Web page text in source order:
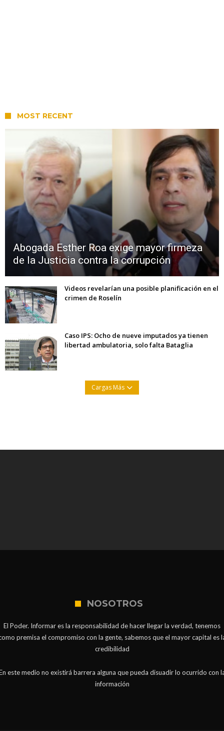
MOST RECENT
Abogada Esther Roa exige mayor firmeza
de la Justicia contra la corrupción
Videos revelarían una posible planificación en el
crimen de Roselín
Caso IPS: Ocho de nueve imputados ya tienen
libertad ambulatoria, solo falta Bataglia
Cargas Más
NOSOTROS
El Poder. Informar es la responsabilidad de hacer llegar la verdad, tenemos
premisa el compromiso con la gente, sabemos que el mayor capital es
credibilidad
este medio no existirá barrera alguna que pueda disuadir lo ocurrido con
información